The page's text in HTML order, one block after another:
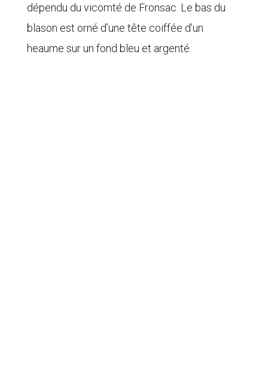
dépendu du vicomté de Fronsac. Le bas du
blason est orné d’une tête coiffée d’un
heaume sur un fond bleu et argenté.